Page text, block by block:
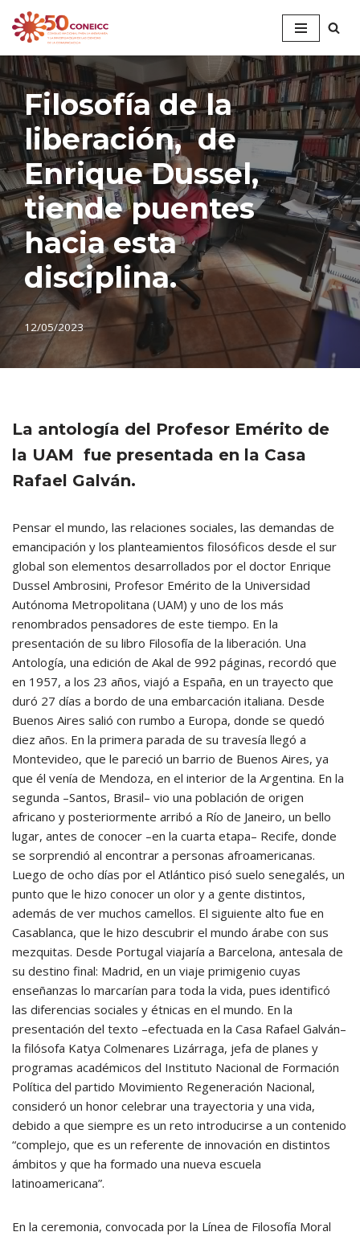
Saltar
al
contenido
Filosofía de la
liberación, de
Enrique Dussel,
tiende puentes
hacia esta
disciplina.
12/05/2023
La antología del Profesor Emérito de
la UAM fue presentada en la Casa
Rafael Galván.
Pensar el mundo, las relaciones sociales, las demandas de
emancipación y los planteamientos filosóficos desde el sur
global son elementos desarrollados por el doctor Enrique
Dussel Ambrosini, Profesor Emérito de la Universidad
Autónoma Metropolitana (UAM) y uno de los más
renombrados pensadores de este tiempo. En la
presentación de su libro Filosofía de la liberación. Una
Antología, una edición de Akal de 992 páginas, recordó que
en 1957, a los 23 años, viajó a España, en un trayecto que
duró 27 días a bordo de una embarcación italiana. Desde
Buenos Aires salió con rumbo a Europa, donde se quedó
diez años. En la primera parada de su travesía llegó a
Montevideo, que le pareció un barrio de Buenos Aires, ya
que él venía de Mendoza, en el interior de la Argentina. En la
segunda –Santos, Brasil– vio una población de origen
africano y posteriormente arribó a Río de Janeiro, un bello
lugar, antes de conocer –en la cuarta etapa– Recife, donde
se sorprendió al encontrar a personas afroamericanas.
Luego de ocho días por el Atlántico pisó suelo senegalés, un
punto que le hizo conocer un olor y a gente distintos,
además de ver muchos camellos. El siguiente alto fue en
Casablanca, que le hizo descubrir el mundo árabe con sus
mezquitas. Desde Portugal viajaría a Barcelona, antesala de
su destino final: Madrid, en un viaje primigenio cuyas
enseñanzas lo marcarían para toda la vida, pues identificó
las diferencias sociales y étnicas en el mundo. En la
presentación del texto –efectuada en la Casa Rafael Galván–
la filósofa Katya Colmenares Lizárraga, jefa de planes y
programas académicos del Instituto Nacional de Formación
Política del partido Movimiento Regeneración Nacional,
consideró un honor celebrar una trayectoria y una vida,
debido a que siempre es un reto introducirse a un contenido
“complejo, que es un referente de innovación en distintos
ámbitos y que ha formado una nueva escuela
latinoamericana”.
En la ceremonia, convocada por la Línea de Filosofía Moral